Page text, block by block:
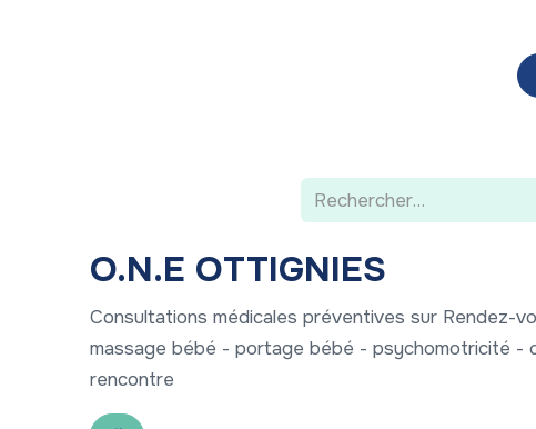
Parcours
O.N.E OTTIGNIES
Consultations médicales préventives sur Rendez-
massage bébé - portage bébé - psychomotricité -
rencontre